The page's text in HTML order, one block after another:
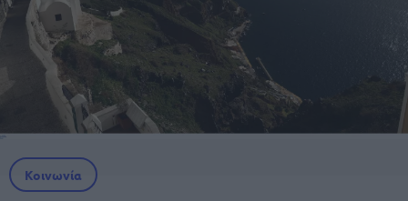
Κοινωνία